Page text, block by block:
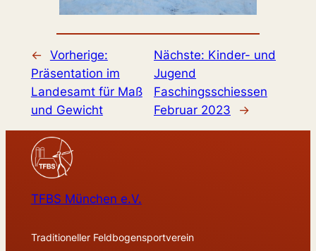
← Vorherige:
Präsentation im
Landesamt für Maß
und Gewicht
Nächste: Kinder- und
Jugend
Faschingsschiessen
Februar 2023
→
TFBS München e.V.
Traditioneller Feldbogensportverein